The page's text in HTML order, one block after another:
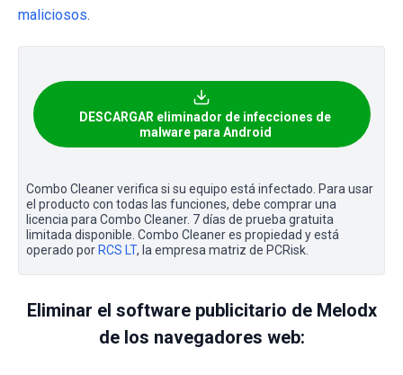
maliciosos.
DESCARGAR eliminador de infecciones de
malware para Android
Combo Cleaner verifica si su equipo está infectado. Para usar
el producto con todas las funciones, debe comprar una
licencia para Combo Cleaner. 7 días de prueba gratuita
limitada disponible. Combo Cleaner es propiedad y está
operado por RCS LT, la empresa matriz de PCRisk.
Eliminar el software publicitario de Melodx
de los navegadores web: